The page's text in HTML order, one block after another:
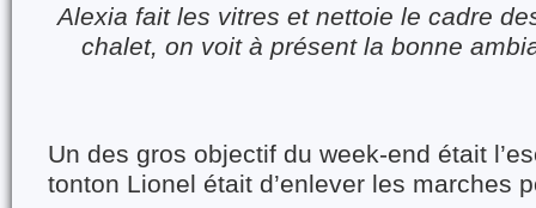
Alexia fait les vitres et nettoie le cadre
chalet, on voit à présent la bonne
Un des gros objectif du week-end était
tonton Lionel était d’enlever les marches